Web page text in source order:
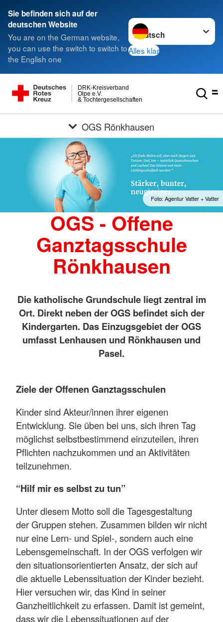
Sie befinden sich auf der
deutschen Website
You are on the German website,
you can use the switch to switch to
the English one
Sprache wechseln zu
Alles klar
& Tochtergesellschaften
Olpe e.V.
DRK-Kreisverband
OGS Rönkhausen
Foto: Agentur Vatter + Vatter
OGS - Offene
Ganztagsschule
Rönkhausen
Die katholische Grundschule liegt zentral im
Ort. Direkt neben der OGS befindet sich der
Kindergarten. Das Einzugsgebiet der OGS
umfasst Lenhausen und Rönkhausen und
Pasel.
Ziele der Offenen Ganztagsschulen
Kinder sind Akteur/innen ihrer eigenen
Entwicklung. Sie üben bei uns, sich ihren Tag
möglichst selbstbestimmend einzuteilen, ihren
Pflichten nachzukommen und an Aktivitäten
teilzunehmen.
“Hilf mir es selbst zu tun”
Unter diesem Motto soll die Tagesgestaltung
der Gruppen stehen. Zusammen bilden wir nicht
nur eine Lern- und Spiel-, sondern auch eine
Lebensgemeinschaft. In der OGS verfolgen wir
den situationsorientierten Ansatz, der sich auf
die aktuelle Lebenssituation der Kinder bezieht.
Hier versuchen wir, das Kind in seiner
Ganzheitlichkeit zu erfassen. Damit ist gemeint,
dass wir die Lebenssituationen auf der